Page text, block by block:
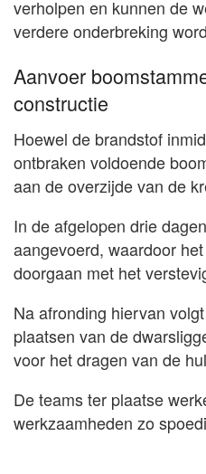
verholpen en kunnen de
verdere onderbreking
Aanvoer
constructie
Hoewel de brandstof
ontbraken voldoende
aan de overzijde van de
In de afgelopen drie
aangevoerd, waardoor
doorgaan met het
Na afronding hiervan
plaatsen van de
voor het dragen van de
De teams ter plaatse
werkzaamheden zo